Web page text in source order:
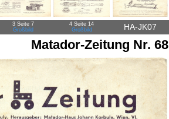
3 Seite 7
Großbild
4 Seite 14
Großbild
HA-JK07
Matador-Zeitung Nr. 68